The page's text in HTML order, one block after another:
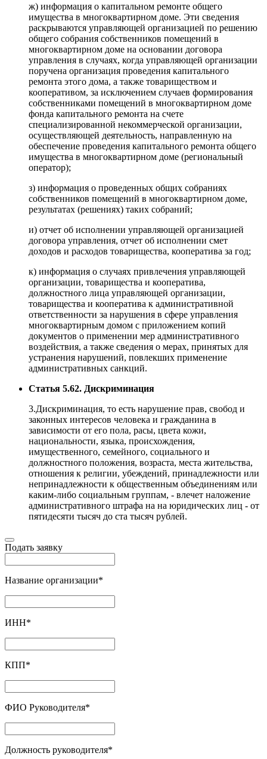
ж) информация о капитальном ремонте общего
имущества в многоквартирном доме. Эти сведения
раскрываются управляющей организацией по решению
общего собрания собственников помещений в
многоквартирном доме на основании договора
управления в случаях, когда управляющей организации
поручена организация проведения капитального
ремонта этого дома, а также товариществом и
кооперативом, за исключением случаев формирования
собственниками помещений в многоквартирном доме
фонда капитального ремонта на счете
специализированной некоммерческой организации,
осуществляющей деятельность, направленную на
обеспечение проведения капитального ремонта общего
имущества в многоквартирном доме (региональный
оператор);
з) информация о проведенных общих собраниях
собственников помещений в многоквартирном доме,
результатах (решениях) таких собраний;
и) отчет об исполнении управляющей организацией
договора управления, отчет об исполнении смет
доходов и расходов товарищества, кооператива за год;
к) информация о случаях привлечения управляющей
организации, товарищества и кооператива,
должностного лица управляющей организации,
товарищества и кооператива к административной
ответственности за нарушения в сфере управления
многоквартирным домом с приложением копий
документов о применении мер административного
воздействия, а также сведения о мерах, принятых для
устранения нарушений, повлекших применение
административных санкций.
Статья 5.62. Дискриминация
3.Дискриминация, то есть нарушение прав, свобод и
законных интересов человека и гражданина в
зависимости от его пола, расы, цвета кожи,
национальности, языка, происхождения,
имущественного, семейного, социального и
должностного положения, возраста, места жительства,
отношения к религии, убеждений, принадлежности или
непринадлежности к общественным объединениям или
каким-либо социальным группам, - влечет наложение
административного штрафа на на юридических лиц - от
пятидесяти тысяч до ста тысяч рублей.
Подать заявку
Название организации*
ИНН*
КПП*
ФИО Руководителя*
Должность руководителя*